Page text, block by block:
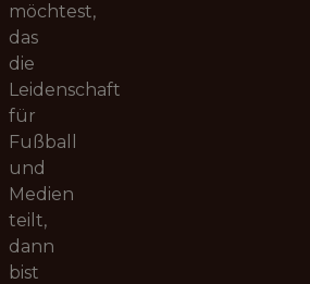
möchtest,
das
die
Leidenschaft
für
Fußball
und
Medien
teilt,
dann
bist